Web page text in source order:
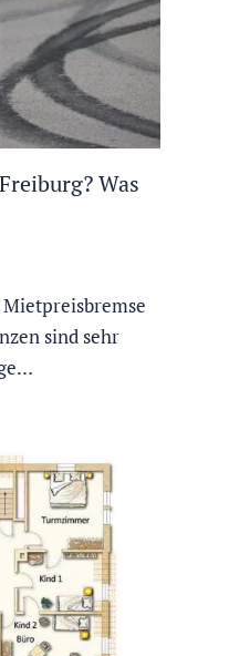
Was
sind sehr